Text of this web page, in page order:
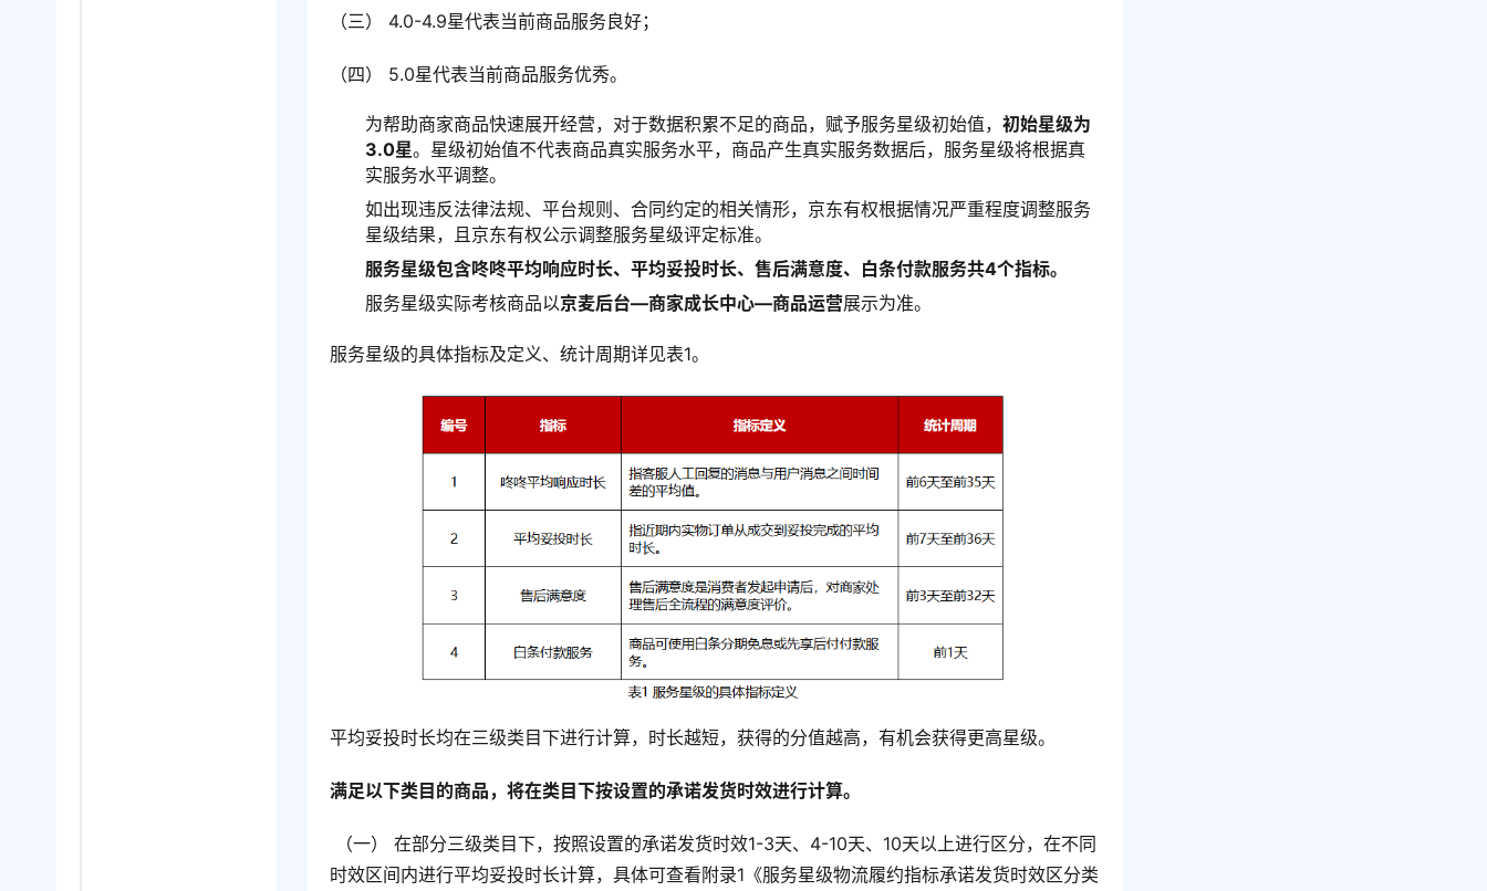
（三） 4.0-4.9星代表当前商品服务良好；
（四） 5.0星代表当前商品服务优秀。­
为帮助商家商品快速展开经营，对于数据积累不足的商品，赋予服务星级初始值，初始星级为
3.0星。星级初始值不代表商品真实服务水平，商品产生真实服务数据后，服务星级将根据真
实服务水平调整。
如出现违反法律法规、平台规则、合同约定的相关情形，京东有权根据情况严重程度调整服务
星级结果，且京东有权公示调整服务星级评定标准。
服务星级包含咚咚平均响应时长、平均妥投时长、售后满意度、白条付款服务共4个指标。
服务星级实际考核商品以京麦后台—商家成长中心—商品运营展示为准。
服务星级的具体指标及定义、统计周期详见表1。
平均妥投时长均在三级类目下进行计算，时长越短，获得的分值越高，有机会获得更高星级。
满足以下类目的商品，将在类目下按设置的承诺发货时效进行计算。
（一） 在部分三级类目下，按照设置的承诺发货时效1-3天、4-10天、10天以上进行区分，在不同
时效区间内进行平均妥投时长计算，具体可查看附录1《服务星级物流履约指标承诺发货时效区分类